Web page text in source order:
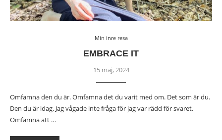
Min inre resa
EMBRACE IT
15 maj, 2024
Omfamna den du är. Omfamna det du varit med om. Det som är du.
Den du är idag. Jag vågade inte fråga för jag var rädd för svaret.
Omfamna att …